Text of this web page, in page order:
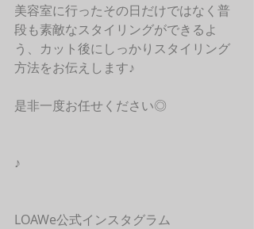
美容室に行ったその日だけではなく普
段も素敵なスタイリングができるよ
う、カット後にしっかりスタイリング
方法をお伝えします♪
是非一度お任せください◎
♪
LOAWe公式インスタグラム